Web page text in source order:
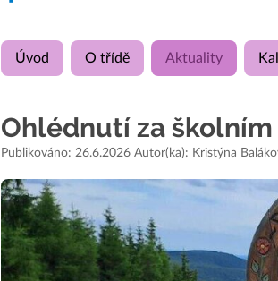
Úvod O třídě Aktuality
Ohlédnutí za
Publikováno: 26.6.2026 Autor(ka): Kristýna